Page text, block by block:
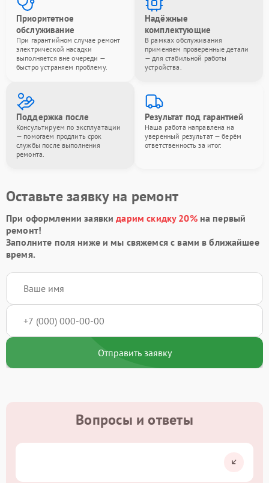
Приоритетное
обслуживание
При гарантийном случае ремонт
электрической насадки
выполняется вне очереди —
быстро устраняем проблему.
Надёжные
комплектующие
В рамках обслуживания
применяем проверенные детали
— для стабильной работы
устройства.
Поддержка после
Консультируем по эксплуатации
— помогаем продлить срок
службы после выполнения
ремонта.
Результат под гарантией
Наша работа направлена на
уверенный результат — берём
ответственность за итог.
Оставьте заявку на ремонт
При оформлении заявкидарим скидку 20%на первый
ремонт!
Заполните поля ниже и мы свяжемся с вами в ближайшее
время.
Отправить заявку
Вопросы и ответы